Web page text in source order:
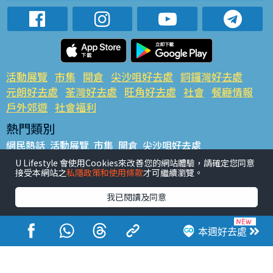
本週好去處
活動展覽 市集 開倉 尖沙咀好去處 銅鑼灣好去處
元朗好去處 荃灣好去處 旺角好去處 社會 餐廳情報
戶外郊遊 社會福利
熱門類別
網民熱話 活動展覽 市集 開倉 尖沙咀好去處
銅鑼灣好去處 元朗好去處 荃灣好去處 旺角好去處 社會
餐廳情報 戶外郊遊
熱門標籤
#UGO搵好去處 #人氣活動推介 #美食社群熱話
#親子玩樂好去處
#ULifestyle應用程式
#限時搶
#UJetso禮物放送
#ULifestyle商戶中心 #著數 #網絡熱話
U Lifestyle 會使用Cookies來改善您的網站體驗，請確定您同意
接受本網站之私隱政策和使用條款才可繼續瀏覽。
我已閱讀及同意